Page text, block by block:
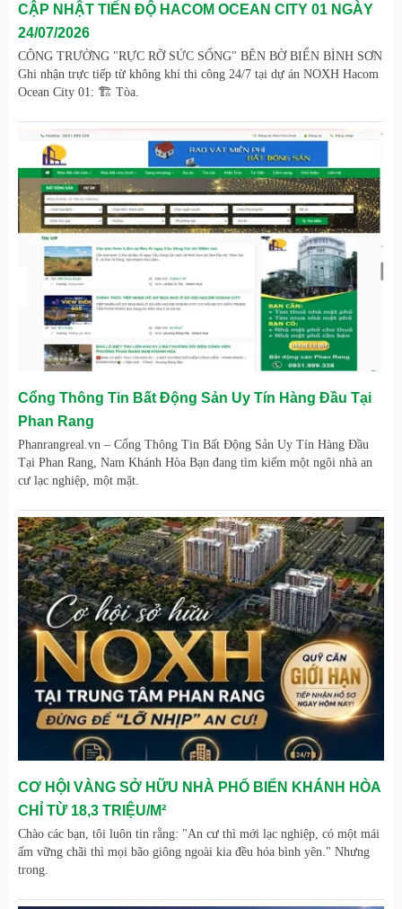
CẬP NHẬT TIẾN ĐỘ HACOM OCEAN CITY 01 NGÀY
24/07/2026
CÔNG TRƯỜNG "RỰC RỠ SỨC SỐNG" BÊN BỜ BIỂN BÌNH SƠN
Ghi nhận trực tiếp từ không khí thi công 24/7 tại dự án NOXH Hacom
Ocean City 01: 🏗️ Tòa.
Cổng Thông Tin Bất Động Sản Uy Tín Hàng Đầu Tại
Phan Rang
Phanrangreal.vn – Cổng Thông Tin Bất Động Sản Uy Tín Hàng Đầu
Tại Phan Rang, Nam Khánh Hòa Bạn đang tìm kiếm một ngôi nhà an
cư lạc nghiệp, một mặt.
CƠ HỘI VÀNG SỞ HỮU NHÀ PHỐ BIỂN KHÁNH HÒA
CHỈ TỪ 18,3 TRIỆU/M²
Chào các bạn, tôi luôn tin rằng: "An cư thì mới lạc nghiệp, có một mái
ấm vững chãi thì mọi bão giông ngoài kia đều hóa bình yên." Nhưng
trong.